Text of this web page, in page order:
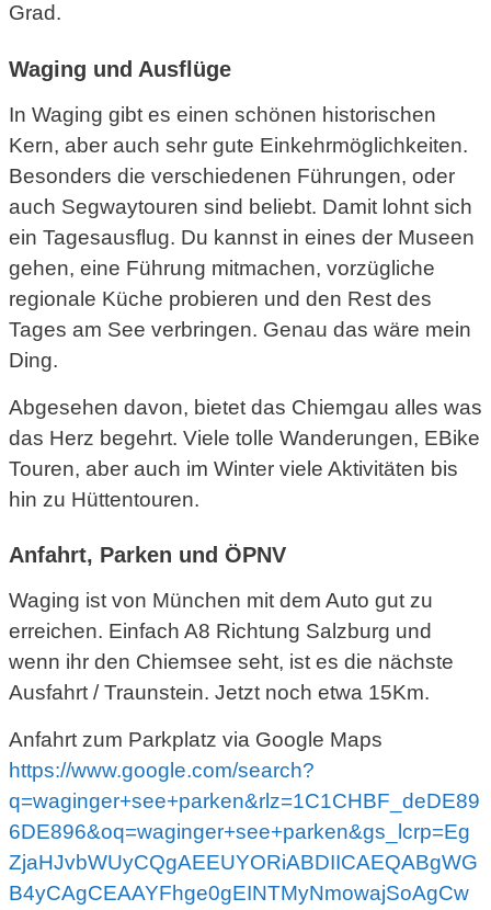
Grad.
Waging und Ausflüge
In Waging gibt es einen schönen historischen
Kern, aber auch sehr gute Einkehrmöglichkeiten.
Besonders die verschiedenen Führungen, oder
auch Segwaytouren sind beliebt. Damit lohnt sich
ein Tagesausflug. Du kannst in eines der Museen
gehen, eine Führung mitmachen, vorzügliche
regionale Küche probieren und den Rest des
Tages am See verbringen. Genau das wäre mein
Ding.
Abgesehen davon, bietet das Chiemgau alles was
das Herz begehrt. Viele tolle Wanderungen, EBike
Touren, aber auch im Winter viele Aktivitäten bis
hin zu Hüttentouren.
Anfahrt, Parken und ÖPNV
Waging ist von München mit dem Auto gut zu
erreichen. Einfach A8 Richtung Salzburg und
wenn ihr den Chiemsee seht, ist es die nächste
Ausfahrt / Traunstein. Jetzt noch etwa 15Km.
Anfahrt zum Parkplatz via Google Maps
https://www.google.com/search?
q=waginger+see+parken&rlz=1C1CHBF_deDE89
6DE896&oq=waginger+see+parken&gs_lcrp=Eg
ZjaHJvbWUyCQgAEEUYORiABDIICAEQABgWG
B4yCAgCEAAYFhge0gEINTMyNmowajSoAgCw